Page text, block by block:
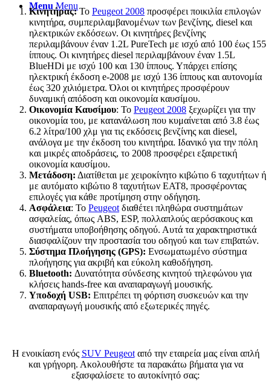
Menu Menu
Κινητήρας:Το Peugeot 2008 προσφέρει ποικιλία επιλογών
κινητήρα, συμπεριλαμβανομένων των βενζίνης, diesel και
ηλεκτρικών εκδόσεων. Οι κινητήρες βενζίνης
περιλαμβάνουν έναν 1.2L PureTech με ισχύ από 100 έως 155
ίππους. Οι κινητήρες diesel περιλαμβάνουν έναν 1.5L
BlueHDi με ισχύ 100 και 130 ίππους. Υπάρχει επίσης
ηλεκτρική έκδοση e-2008 με ισχύ 136 ίππους και αυτονομία
έως 320 χιλιόμετρα. Όλοι οι κινητήρες προσφέρουν
δυναμική απόδοση και οικονομία καυσίμου.
Οικονομία Καυσίμου: Το Peugeot 2008 ξεχωρίζει για την
οικονομία του, με κατανάλωση που κυμαίνεται από 3.8 έως
6.2 λίτρα/100 χλμ για τις εκδόσεις βενζίνης και diesel,
ανάλογα με την έκδοση του κινητήρα. Ιδανικό για την πόλη
και μικρές αποδράσεις, το 2008 προσφέρει εξαιρετική
οικονομία καυσίμου.
Μετάδοση: Διατίθεται με χειροκίνητο κιβώτιο 6 ταχυτήτων ή
με αυτόματο κιβώτιο 8 ταχυτήτων EAT8, προσφέροντας
επιλογές για κάθε προτίμηση στην οδήγηση.
Ασφάλεια: Το Peugeot διαθέτει πληθώρα συστημάτων
ασφαλείας, όπως ABS, ESP, πολλαπλούς αερόσακους και
συστήματα υποβοήθησης οδηγού. Αυτά τα χαρακτηριστικά
διασφαλίζουν την προστασία του οδηγού και των επιβατών.
Σύστημα Πλοήγησης (GPS): Ενσωματωμένο σύστημα
πλοήγησης για ακριβή και εύκολη καθοδήγηση.
Bluetooth: Δυνατότητα σύνδεσης κινητού τηλεφώνου για
κλήσεις hands-free και αναπαραγωγή μουσικής.
Υποδοχή USB: Επιτρέπει τη φόρτιση συσκευών και την
αναπαραγωγή μουσικής από εξωτερικές πηγές.
Η ενοικίαση ενός SUV Peugeotαπό την εταιρεία μας είναι απλή
και γρήγορη. Ακολουθήστε τα παρακάτω βήματα για να
εξασφαλίσετε το αυτοκίνητό σας: